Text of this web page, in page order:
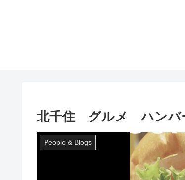
北千住 グルメ ハンバ
People & Blogs